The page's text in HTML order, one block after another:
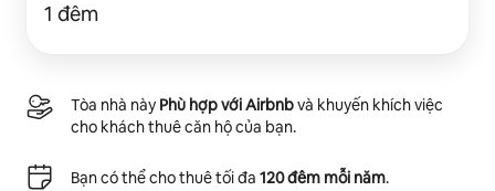
1 đêm
Tòa nhà này Phù hợp với Airbnbvà khuyến khích việc
cho khách thuê căn hộ của bạn.
Bạn có thể cho thuê tối đa 120 đêm mỗi năm.